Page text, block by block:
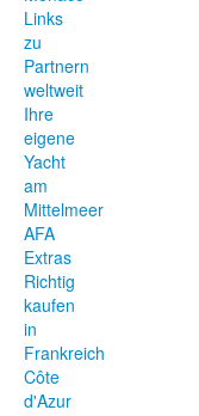
Links
zu
Partnern
weltweit
Ihre
eigene
Yacht
am
Mittelmeer
AFA
Extras
Richtig
kaufen
in
Frankreich
Côte
d'Azur